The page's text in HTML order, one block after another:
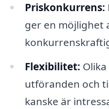
Priskonkurrens:
ger en möjlighet
Flexibilitet:
utföranden och
kanske är